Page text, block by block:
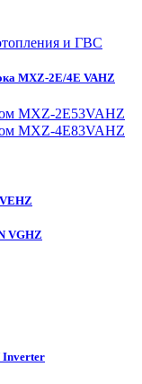
и ГВС
MXZ-2E/4E VAHZ
MXZ-2E53VAHZ
MXZ-4E83VAHZ
VGHZ
Inverter